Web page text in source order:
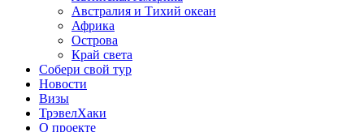
Австралия и Тихий океан
Африка
Острова
Край света
Собери свой тур
Новости
Визы
ТрэвелХаки
О проекте